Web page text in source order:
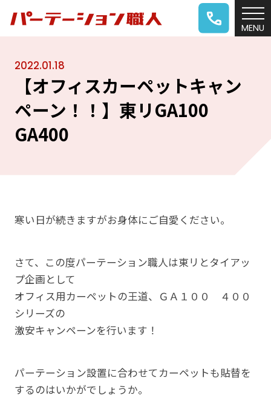
2022.01.18
【オフィスカーペットキャン
ペーン！！】東リGA100
GA400
寒い日が続きますがお身体にご自愛ください。
さて、この度パーテーション職人は東リとタイアッ
プ企画として
オフィス用カーペットの王道、ＧＡ１００ ４００
シリーズの
激安キャンペーンを行います！
パーテーション設置に合わせてカーペットも貼替を
するのはいかがでしょうか。